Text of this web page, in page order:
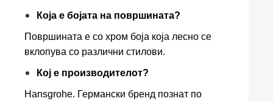
Која е бојата на површината?
Површината е со хром боја која лесно се
вклопува со различни стилови.
Кој е производителот?
Hansgrohe. Германски бренд познат по